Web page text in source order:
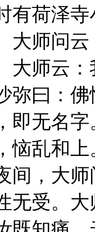
有荷泽
大师问
大师云
弥曰：
即无名
恼乱和
间，大
无受。